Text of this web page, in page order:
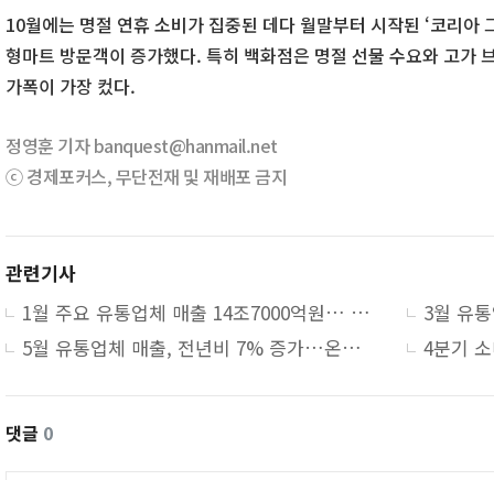
10월에는 명절 연휴 소비가 집중된 데다 월말부터 시작된 ‘코리아
형마트 방문객이 증가했다. 특히 백화점은 명절 선물 수요와 고가
가폭이 가장 컸다.
정영훈 기자 banquest@hanmail.net
ⓒ 경제포커스, 무단전재 및 재배포 금지
관련기사
1월 주요 유통업체 매출 14조7000억원… 전년대비 4.0%↑
5월 유통업체 매출, 전년비 7% 증가…온라인 13%↑
댓글 0